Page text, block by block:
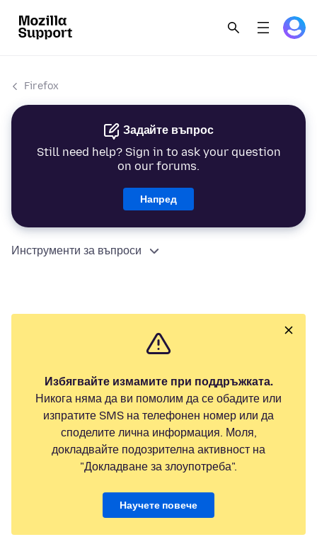
Firefox
Задайте въпрос
Still need help? Sign in to ask your question
on our forums.
Напред
Инструменти за въпроси
Избягвайте измамите при поддръжката.
Никога няма да ви помолим да се обадите или
изпратите SMS на телефонен номер или да
споделите лична информация. Моля,
докладвайте подозрителна активност на
"Докладване за злоупотреба".
Научете повече